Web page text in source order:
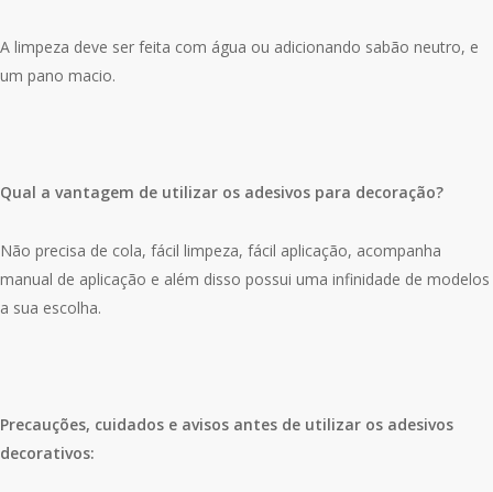
A limpeza deve ser feita com água ou adicionando sabão neutro, e
um pano macio.
Qual a vantagem de utilizar os adesivos para decoração?
Não precisa de cola, fácil limpeza, fácil aplicação, acompanha
manual de aplicação e além disso possui uma infinidade de modelos
a sua escolha.
Precauções, cuidados e avisos antes de utilizar os adesivos
decorativos: